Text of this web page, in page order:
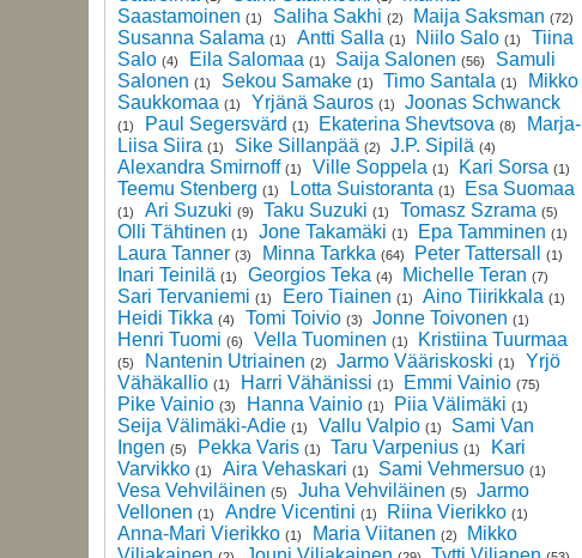
Saastamoinen (1) Saliha Sakhi (2) Maija Saksman (72)
Susanna Salama (1) Antti Salla (1) Niilo Salo (1)
Tiina
Salo (4) Eila Salomaa (1) Saija Salonen (56)
Samuli
Salonen (1) Sekou Samake (1) Timo Santala (1)
Mikko
Saukkomaa (1) Yrjänä Sauros (1) Joonas Schwanck
(1) Paul Segersvärd (1) Ekaterina Shevtsova (8)
Marja-
Liisa Siira (1) Sike Sillanpää (2) J.P. Sipilä (4)
Alexandra Smirnoff (1) Ville Soppela (1) Kari Sorsa (1)
Teemu Stenberg (1) Lotta Suistoranta (1) Esa Suomaa
(1) Ari Suzuki (9) Taku Suzuki (1) Tomasz Szrama (5)
Olli Tähtinen (1) Jone Takamäki (1) Epa Tamminen (1)
Laura Tanner (3) Minna Tarkka (64) Peter Tattersall (1)
Inari Teinilä (1) Georgios Teka (4) Michelle Teran (7)
Sari Tervaniemi (1) Eero Tiainen (1) Aino Tiirikkala (1)
Heidi Tikka (4) Tomi Toivio (3) Jonne Toivonen (1)
Henri Tuomi (6) Vella Tuominen (1) Kristiina Tuurmaa
(5) Nantenin Utriainen (2) Jarmo Vääriskoski (1)
Yrjö
Vähäkallio (1) Harri Vähänissi (1) Emmi Vainio (75)
Pike Vainio (3) Hanna Vainio (1) Piia Välimäki (1)
Seija Välimäki-Adie (1) Vallu Valpio (1)
Sami Van
Ingen (5) Pekka Varis (1) Taru Varpenius (1)
Kari
Varvikko (1) Aira Vehaskari (1) Sami Vehmersuo (1)
Vesa Vehviläinen (5) Juha Vehviläinen (5)
Jarmo
Vellonen (1) Andre Vicentini (1) Riina Vierikko (1)
Anna-Mari Vierikko (1) Maria Viitanen (2)
Mikko